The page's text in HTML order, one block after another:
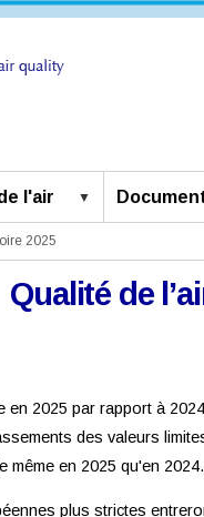
l'air
2025
Qualité de
2025 par rapport à
des valeurs
en 2025 qu'en
plus strictes